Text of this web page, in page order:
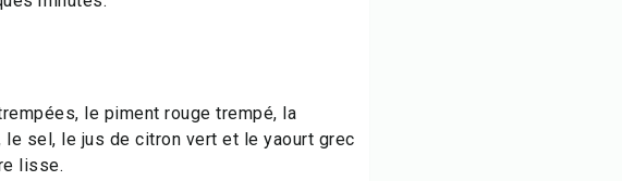
le piment rouge trempé, la
le sel, le jus de citron vert et le yaourt grec
lisse.